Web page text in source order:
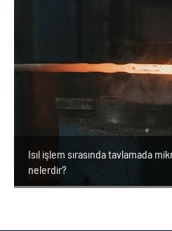
Isıl işlem sırasında tavlamada
nelerdir?